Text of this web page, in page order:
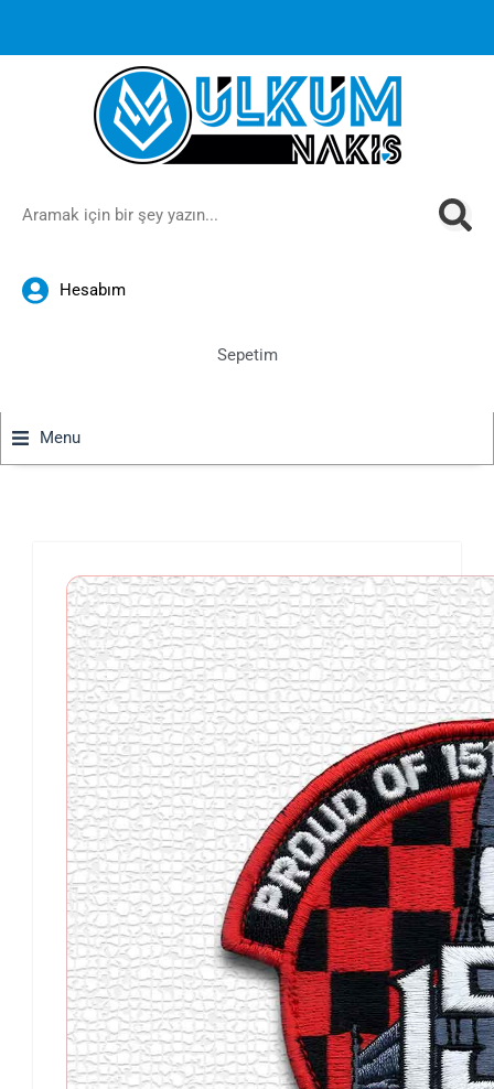
1000 TL ve üzeri siparişlerinizde ücretsiz kargoya ek
İndirimanında sepette!
Hesabım
Sepetim
Menu